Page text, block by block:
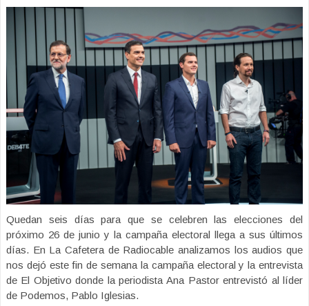
Quedan seis días para que se celebren las elecciones del
próximo 26 de junio y la campaña electoral llega a sus últimos
días. En La Cafetera de Radiocable analizamos los audios que
nos dejó este fin de semana la campaña electoral y la entrevista
de El Objetivo donde la periodista Ana Pastor entrevistó al líder
de Podemos, Pablo Iglesias.